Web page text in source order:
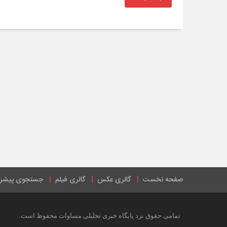
صفحه نخست گالری عکس گالری فیلم جستجوی
تمامی حقوق نزد پایگاه خبری تحلیلی مساوات محفوظ است.